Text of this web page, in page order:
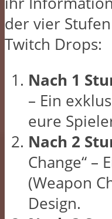
der vier
Twitch Drops:
Nach 1
– Ein
eure
Nach 2
Change“ –
(Weapon
Design.